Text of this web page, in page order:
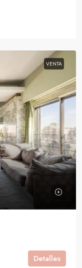
VENTA
Detalles